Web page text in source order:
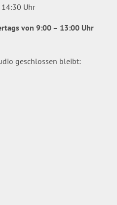
Uhr
von 9:00 – 13:00 Uhr
geschlossen bleibt: